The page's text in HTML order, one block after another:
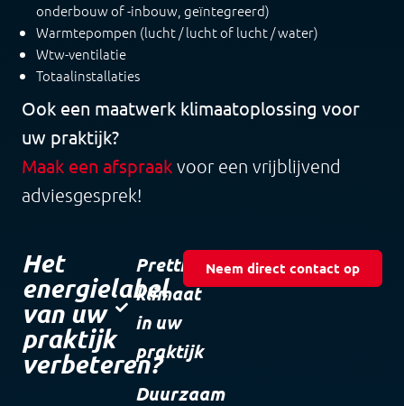
onderbouw of -inbouw, geïntegreerd)
Warmtepompen (lucht / lucht of lucht / water)
Wtw-ventilatie
Totaalinstallaties
Ook een maatwerk klimaatoplossing voor
uw praktijk?
Maak een afspraak voor een vrijblijvend
adviesgesprek!
Het
energielabel
van uw
praktijk
verbeteren?
Prettig
klimaat
in uw
praktijk
Duurzaam
Neem direct contact op